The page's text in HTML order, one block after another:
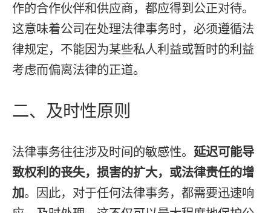
作的合作伙伴和供应商，都应得到公正对待。
这意味着公司在处理法律事务时，必须遵循法
律规定，不能因为某些私人利益或暂时的利益
考虑而偏离法律的正道。
二、及时性原则
法律事务往往涉及时间的敏感性。 延迟可能导
致权利的丧失，损害的扩大，或法律责任的增
加。因此，对于任何法律事务，都需要迅速响